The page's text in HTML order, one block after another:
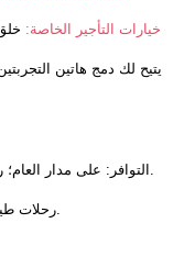
خيارات التأجير الخاصة:
التوافر: على مدار العام؛ رحلات المنطاد تعتمد على ظروف الطقس.
رحلات طيران داخلية (إسطنبول-كابادوكيا-إسطنبول).